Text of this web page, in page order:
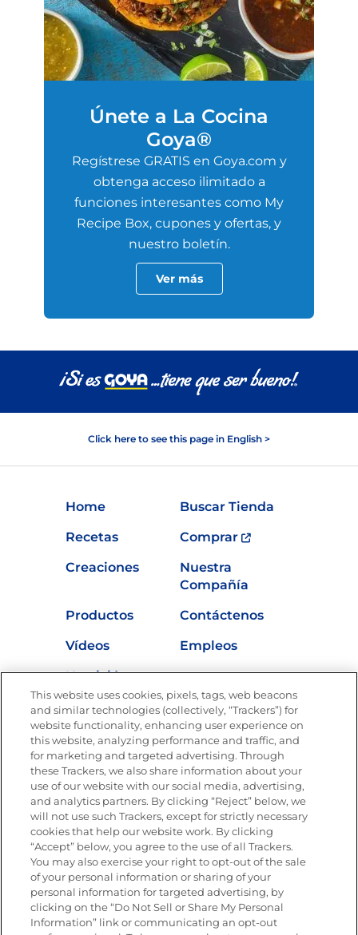
Únete a La Cocina
Goya®
Regístrese GRATIS en Goya.com y
obtenga acceso ilimitado a
funciones interesantes como My
Recipe Box, cupones y ofertas, y
nuestro boletín.
Ver más
Click here to see this page in English >
Home
Buscar Tienda
Recetas
Comprar
Creaciones
Nuestra
Compañía
Productos
Contáctenos
Vídeos
Empleos
Nutrición
Únete a La Cocina Goya®
Recibe Nuevas Recetas, Ofertas Especiales y
Promociones
SÍGUENOS EN LAS REDES SOCIALES
Mapa del sitioPolítica de privacidad
Limitar el uso de mis datos personales sensibles
No vender ni compartir mis datos personales
Copyright © 2026 Goya Foods, Inc. Todos los derechos reservados.
This website uses cookies, pixels, tags, web beacons
and similar technologies (collectively, “Trackers”) for
website functionality, enhancing user experience on
this website, analyzing performance and traffic, and
for marketing and targeted advertising. Through
these Trackers, we also share information about your
use of our website with our social media, advertising,
and analytics partners. By clicking “Reject” below, we
will not use such Trackers, except for strictly necessary
cookies that help our website work. By clicking
“Accept” below, you agree to the use of all Trackers.
You may also exercise your right to opt-out of the sale
of your personal information or sharing of your
personal information for targeted advertising, by
clicking on the “Do Not Sell or Share My Personal
Information” link or communicating an opt-out